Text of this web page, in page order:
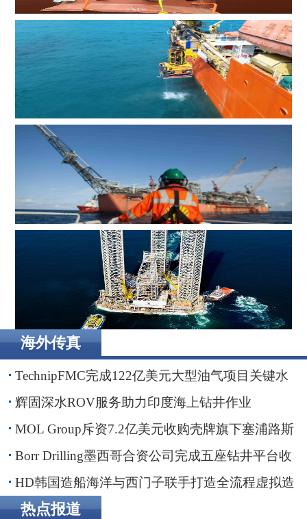
TechnipFMC完成122亿美元大型油气项目关键水下设备交
辉固深水ROV服务助力印度海上钻井作业
MOL Group斥资7.2亿美元收购壳牌旗下塞浦路斯子公司
Borr Drilling墨西哥合资公司完成五座钻井平台收购，交易
额2.87亿美元
海外传真
TechnipFMC完成122亿美元大型油气项目关键水
下设备交付
辉固深水ROV服务助力印度海上钻井作业
MOL Group斥资7.2亿美元收购壳牌旗下塞浦路斯
子公司
Borr Drilling墨西哥合资公司完成五座钻井平台收
购，交易额2.87亿美元
HD韩国造船海洋与西门子联手打造全流程虚拟造
船平台
热点报道